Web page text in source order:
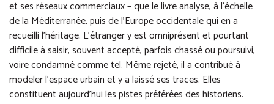
et ses réseaux commerciaux – que le livre analyse, à l’échelle
de la Méditerranée, puis de l’Europe occidentale qui en a
recueilli l’héritage. L’étranger y est omniprésent et pourtant
difficile à saisir, souvent accepté, parfois chassé ou poursuivi,
voire condamné comme tel. Même rejeté, il a contribué à
modeler l’espace urbain et y a laissé ses traces. Elles
constituent aujourd’hui les pistes préférées des historiens.